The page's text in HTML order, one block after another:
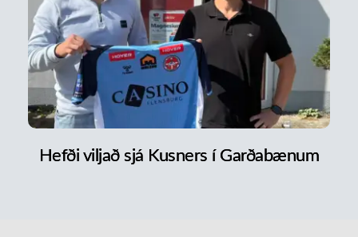
Hefði viljað sjá Kusners í Garðabænum